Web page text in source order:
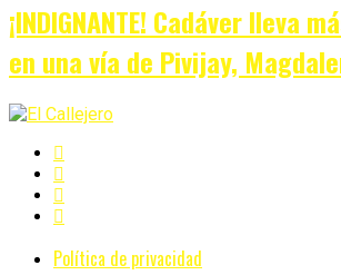
¡INDIGNANTE! Cadáver lleva
en una vía de Pivijay,
Política de privacidad